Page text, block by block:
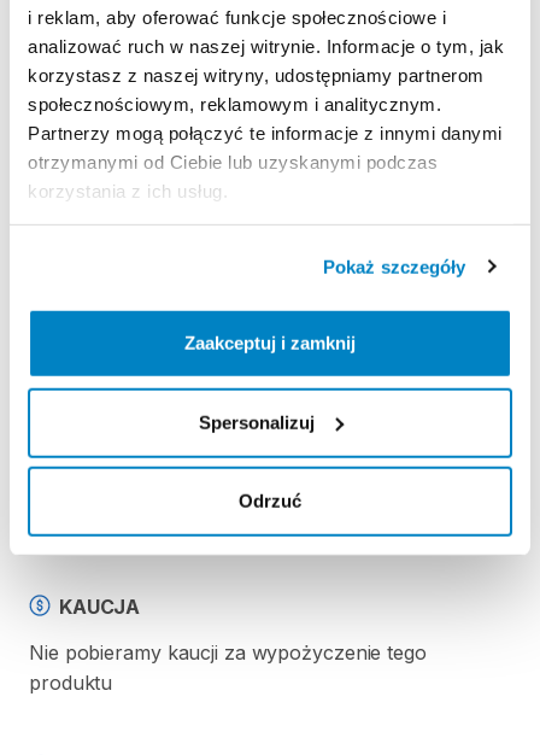
i reklam, aby oferować funkcje społecznościowe i
analizować ruch w naszej witrynie. Informacje o tym, jak
korzystasz z naszej witryny, udostępniamy partnerom
społecznościowym, reklamowym i analitycznym.
Partnerzy mogą połączyć te informacje z innymi danymi
otrzymanymi od Ciebie lub uzyskanymi podczas
korzystania z ich usług.
Pokaż szczegóły
Zaakceptuj i zamknij
Spersonalizuj
Odrzuć
Informacje o produkcie
Nosidełko zaprojektowane do noszenia dziecka
wędrówki i zajęcia na dworze.
Osłona przed słońcem​,​ regulowane siedzisko
oddychające plecy​,​ komfort
Maksymalna waga dziecka: 18 kg
Strona produktu w sklepie
Zasady wypożyczenia
REGULAMIN
KAUCJA
Nie pobieramy kaucji za wypożyczenie tego
produktu